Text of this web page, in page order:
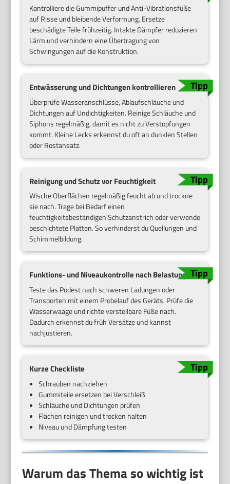
Kontrolliere die Gummipuffer und Anti-Vibrationsfüße
auf Risse und bleibende Verformung. Ersetze
beschädigte Teile frühzeitig. Intakte Dämpfer reduzieren
Lärm und verhindern eine Übertragung von
Schwingungen auf die Konstruktion.
Entwässerung und Dichtungen kontrollieren
Überprüfe Wasseranschlüsse, Ablaufschläuche und
Dichtungen auf Undichtigkeiten. Reinige Schläuche und
Siphons regelmäßig, damit es nicht zu Verstopfungen
kommt. Kleine Lecks erkennst du oft an dunklen Stellen
oder Rostansatz.
Reinigung und Schutz vor Feuchtigkeit
Wische Oberflächen regelmäßig feucht ab und trockne
sie nach. Trage bei Bedarf einen
feuchtigkeitsbeständigen Schutzanstrich oder verwende
beschichtete Platten. So verhinderst du Quellungen und
Schimmelbildung.
Funktions- und Niveaukontrolle nach Belastung
Teste das Podest nach schweren Ladungen oder
Transporten mit einem Probelauf des Geräts. Prüfe die
Wasserwaage und richte verstellbare Füße nach.
Dadurch erkennst du früh Versätze und kannst
nachjustieren.
Kurze Checkliste
Schrauben nachziehen
Gummiteile ersetzen bei Verschleiß
Schläuche und Dichtungen prüfen
Flächen reinigen und trocken halten
Niveau und Dämpfung testen
Warum das Thema so wichtig ist